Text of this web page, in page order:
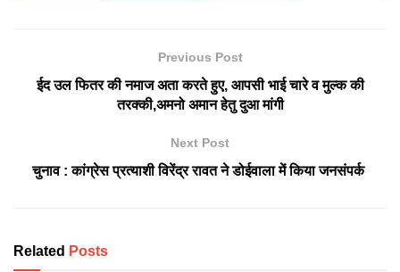
Previous Post
ईद उल फितर की नमाज अता करते हुए, आपसी भाई चारे व मुल्क की
तरक्की,अमनो अमान हेतु दुआ मांगी
Next Post
चुनाव : कांग्रेस प्रत्याशी विरेंद्र रावत ने डोईवाला में किया जनसंपर्क
Related Posts